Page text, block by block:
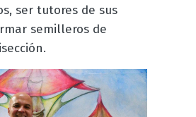
ser tutores de sus
semilleros de